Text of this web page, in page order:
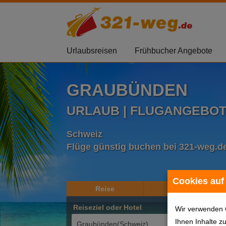
Cookies auf
Wir verwenden
Ihnen Inhalte
Urlaubsreisen Frühbucher Angebote
GRAUBÜNDEN
URLAUB |
Schweiz
Flüge günstig buchen bei 321-
Reise
Reiseziel oder Hotel
2